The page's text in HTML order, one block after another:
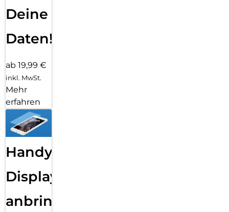
Deine
Daten!
ab 19,99 €
inkl. MwSt.
Mehr
erfahren
Handy
Displayfolie
anbringen